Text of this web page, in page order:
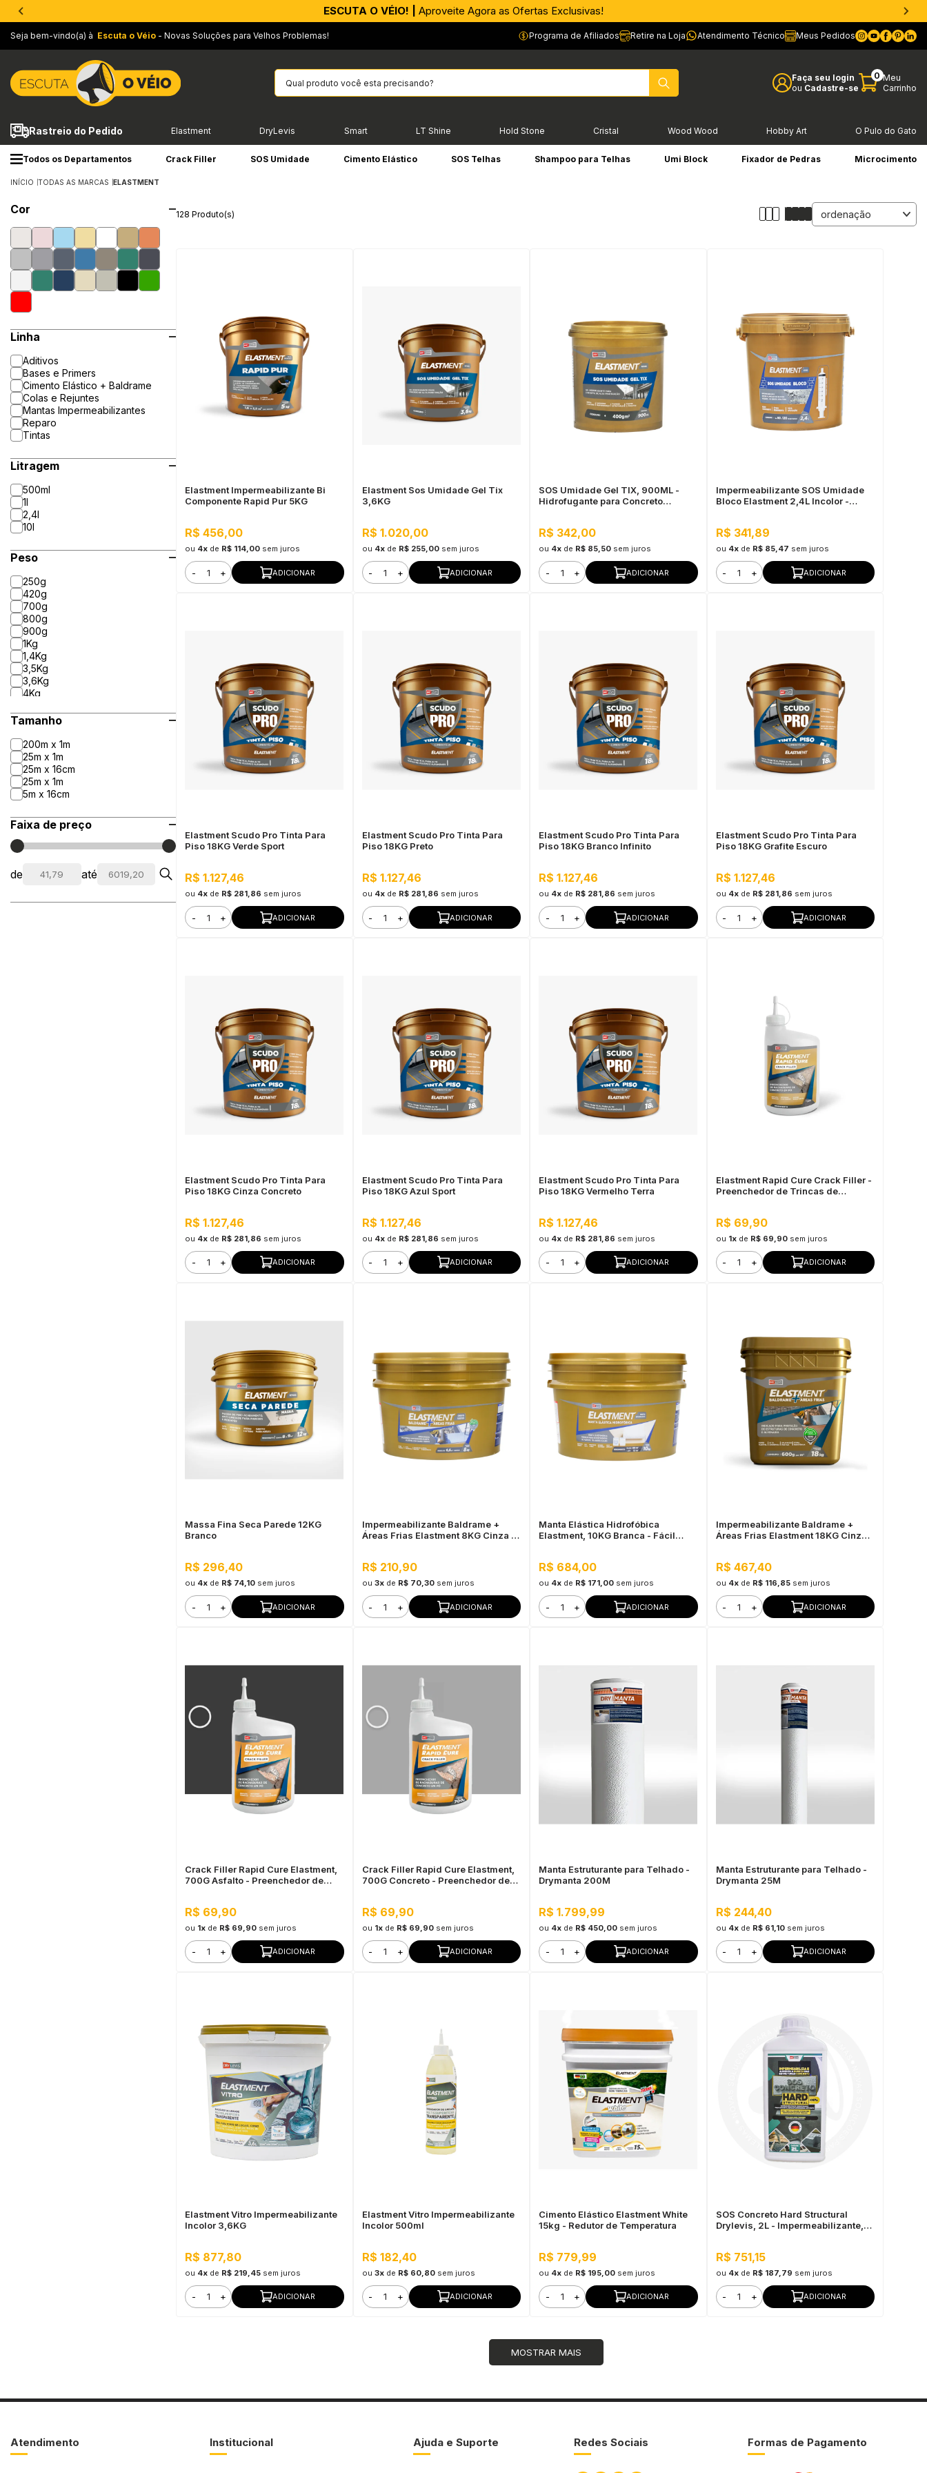
APROVEITE AGORA |PIX parcelado em até 4x sem Juros!*
ESCUTA O VÉIO! | Aproveite Agora as Ofertas Exclusivas!
Seja bem-vindo(a) à Escuta o Véio - Novas Soluções para Velhos Problemas! Programa de Afiliados Retire na Loja Atendimento Técnico Meus Pedidos
Faça seu login
ou Cadastre-se
0 Meu
Carrinho
Rastreio do Pedido Elastment DryLevis Smart LT Shine Hold Stone Cristal Wood Wood Hobby Art O Pulo do Gato
Todos os Departamentos Crack Filler SOS Umidade Cimento Elástico SOS Telhas Shampoo para Telhas Umi Block Fixador de Pedras Microcimento
INÍCIO TODAS AS MARCAS ELASTMENT
Cor
Linha
Aditivos
Bases e Primers
Cimento Elástico + Baldrame
Colas e Rejuntes
Mantas Impermeabilizantes
Reparo
Tintas
Litragem
500ml
1l
2,4l
10l
Peso
250g
420g
700g
800g
900g
1Kg
1,4Kg
3,5Kg
3,6Kg
4Kg
8Kg
12Kg
15Kg
18Kg
20Kg
25Kg
Tamanho
200m x 1m
25m x 1m
25m x 16cm
25m x 1m
5m x 16cm
Faixa de preço
de até
128 Produto(s)
Elastment Impermeabilizante Bi
Componente Rapid Pur 5KG
R$ 456,00
ou 4x de R$ 114,00 sem juros
- + ADICIONAR
Elastment Sos Umidade Gel Tix
3,6KG
R$ 1.020,00
ou 4xde R$ 255,00 sem juros
- + ADICIONAR
SOS Umidade Gel TIX, 900ML -
Hidrofugante para Concreto
R$ 342,00
ou 4x de R$ 85,50 sem juros
- + ADICIONAR
Impermeabilizante SOS Umidade
Bloco Elastment 2,4L Incolor -
R$ 341,89
ou 4xde R$ 85,47 sem juros
- + ADICIONAR
Elastment Scudo Pro Tinta Para
Piso 18KG Verde Sport
R$ 1.127,46
ou 4x de R$ 281,86 sem juros
- + ADICIONAR
Elastment Scudo Pro Tinta Para
Piso 18KG Preto
R$ 1.127,46
ou 4xde R$ 281,86 sem juros
- + ADICIONAR
Elastment Scudo Pro Tinta Para
Piso 18KG Branco Infinito
R$ 1.127,46
ou 4x de R$ 281,86 sem juros
- + ADICIONAR
Elastment Scudo Pro Tinta Para
Piso 18KG Grafite Escuro
R$ 1.127,46
ou 4xde R$ 281,86 sem juros
- + ADICIONAR
Elastment Scudo Pro Tinta Para
Piso 18KG Cinza Concreto
R$ 1.127,46
ou 4x de R$ 281,86 sem juros
- + ADICIONAR
Elastment Scudo Pro Tinta Para
Piso 18KG Azul Sport
R$ 1.127,46
ou 4xde R$ 281,86 sem juros
- + ADICIONAR
Elastment Scudo Pro Tinta Para
Piso 18KG Vermelho Terra
R$ 1.127,46
ou 4x de R$ 281,86 sem juros
- + ADICIONAR
Elastment Rapid Cure Crack Filler -
Preenchedor de Trincas de
R$ 69,90
ou 1xde R$ 69,90 sem juros
- + ADICIONAR
Massa Fina Seca Parede 12KG
Branco
R$ 296,40
ou 4x de R$ 74,10 sem juros
- + ADICIONAR
Impermeabilizante Baldrame +
Áreas Frias Elastment 8KG Cinza -
R$ 210,90
ou 3xde R$ 70,30 sem juros
- + ADICIONAR
Manta Elástica Hidrofóbica
Elastment, 10KG Branca - Fácil
R$ 684,00
ou 4x de R$ 171,00 sem juros
- + ADICIONAR
Impermeabilizante Baldrame +
Áreas Frias Elastment 18KG Cinza -
R$ 467,40
ou 4xde R$ 116,85 sem juros
- + ADICIONAR
Crack Filler Rapid Cure Elastment,
700G Asfalto - Preenchedor de
R$ 69,90
ou 1x de R$ 69,90 sem juros
- + ADICIONAR
Crack Filler Rapid Cure Elastment,
700G Concreto - Preenchedor de
R$ 69,90
ou 1xde R$ 69,90 sem juros
- + ADICIONAR
Manta Estruturante para Telhado -
Drymanta 200M
R$ 1.799,99
ou 4x de R$ 450,00 sem juros
- + ADICIONAR
Manta Estruturante para Telhado -
Drymanta 25M
R$ 244,40
ou 4xde R$ 61,10 sem juros
- + ADICIONAR
Elastment Vitro Impermeabilizante
Incolor 3,6KG
R$ 877,80
ou 4x de R$ 219,45 sem juros
- + ADICIONAR
Elastment Vitro Impermeabilizante
Incolor 500ml
R$ 182,40
ou 3xde R$ 60,80 sem juros
- + ADICIONAR
Cimento Elástico Elastment White
15kg - Redutor de Temperatura
R$ 779,99
ou 4x de R$ 195,00 sem juros
- + ADICIONAR
SOS Concreto Hard Structural
Drylevis, 2L - Impermeabilizante,
R$ 751,15
ou 4xde R$ 187,79 sem juros
- + ADICIONAR
MOSTRAR MAIS
Atendimento Institucional Ajuda e Suporte Redes Sociais Formas de Pagamento